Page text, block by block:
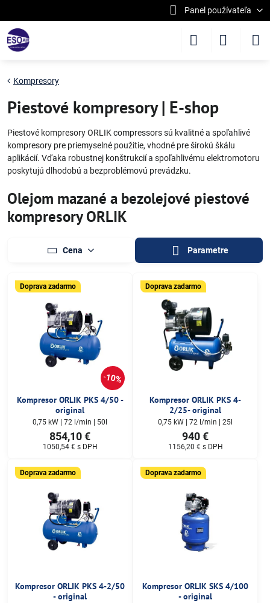
Panel používateľa
Kompresory
Piestové kompresory | E-shop
Piestové kompresory ORLIK compressors sú kvalitné a spoľahlivé
kompresory pre priemyselné použitie, vhodné pre širokú škálu
aplikácií. Vďaka robustnej konštrukcií a spoľahlivému elektromotoru
poskytujú dlhodobú a bezproblémovú prevádzku.
Olejom mazané a bezolejové piestové
kompresory ORLIK
Cena Parametre
10%
Doprava zadarmo
Kompresor ORLIK PKS 4/50 -
original
0,75 kW | 72 l/min | 50l
854,10 €
1050,54 € s DPH
Doprava zadarmo
Kompresor ORLIK PKS 4-
2/25- original
0,75 kW | 72 l/min | 25l
940 €
1156,20 € s DPH
Doprava zadarmo
Kompresor ORLIK PKS 4-2/50
- original
Doprava zadarmo
Kompresor ORLIK SKS 4/100
- original